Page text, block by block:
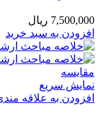
7,500,000 ریال
افزودن به سبد خرید
مقايسه
نمایش سریع
افزودن به علاقه